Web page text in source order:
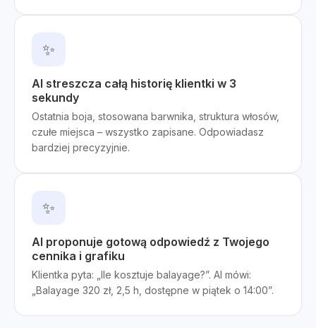
✨
AI streszcza całą historię klientki w 3
sekundy
Ostatnia boja, stosowana barwnika, struktura włosów,
czułe miejsca – wszystko zapisane. Odpowiadasz
bardziej precyzyjnie.
✨
AI proponuje gotową odpowiedź z Twojego
cennika i grafiku
Klientka pyta: „Ile kosztuje balayage?”. AI mówi:
„Balayage 320 zł, 2,5 h, dostępne w piątek o 14:00”.